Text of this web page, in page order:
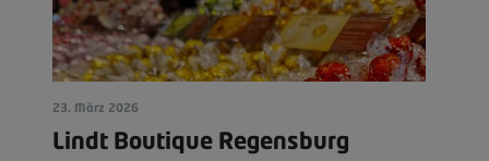
23. März 2026
Lindt Boutique Regensburg